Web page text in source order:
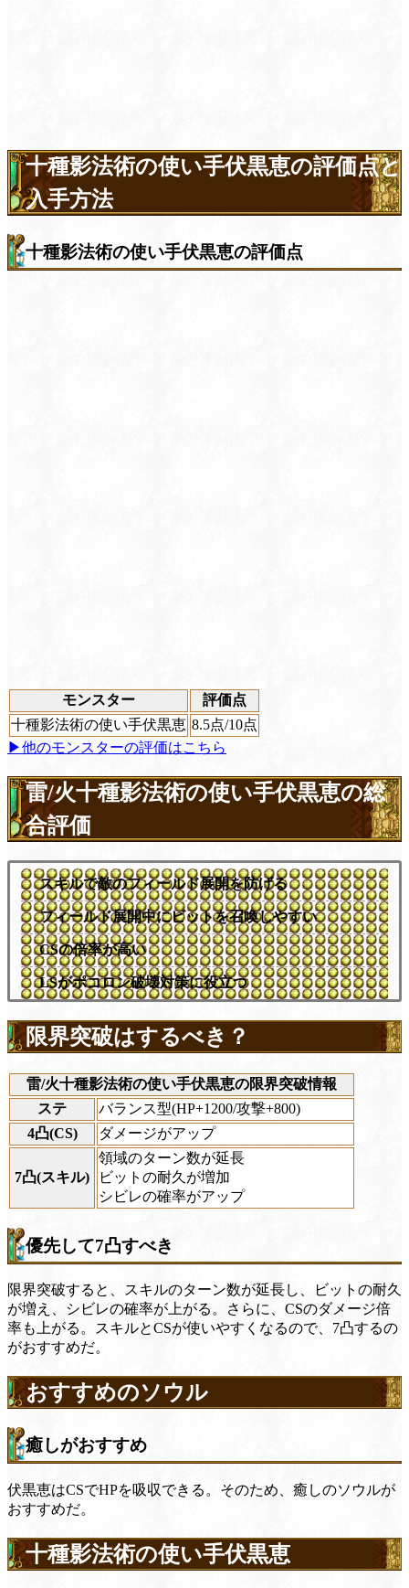
十種影法術の使い手伏黒恵の評価点と
入手方法
十種影法術の使い手伏黒恵の評価点
モンスター
評価点
十種影法術の使い手伏黒恵 8.5点/10点
▶他のモンスターの評価はこちら
雷/火十種影法術の使い手伏黒恵の総
合評価
スキルで敵のフィールド展開を防げる
フィールド展開中にビットを召喚しやすい
CSの倍率が高い
LSがポコロン破壊対策に役立つ
限界突破はするべき？
雷/火十種影法術の使い手伏黒恵の限界突破情報
ステ
バランス型(HP+1200/攻撃+800)
4凸(CS)
ダメージがアップ
7凸(スキル)
領域のターン数が延長
ビットの耐久が増加
シビレの確率がアップ
優先して7凸すべき
限界突破すると、スキルのターン数が延長し、ビットの耐久
が増え、シビレの確率が上がる。さらに、CSのダメージ倍
率も上がる。スキルとCSが使いやすくなるので、7凸するの
がおすすめだ。
おすすめのソウル
癒しがおすすめ
伏黒恵はCSでHPを吸収できる。そのため、癒しのソウルが
おすすめだ。
十種影法術の使い手伏黒恵